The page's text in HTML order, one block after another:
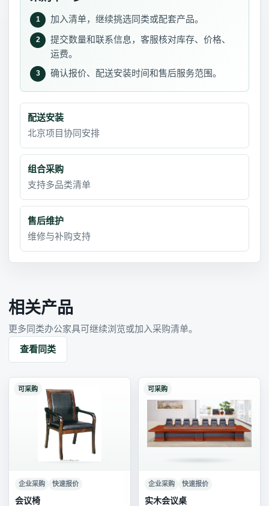
1 加入清单，继续挑选同类或配套产品。
2
提交数量和联系信息，客服核对库存、价格、
运费。
3 确认报价、配送安装时间和售后服务范围。
配送安装
北京项目协同安排
组合采购
支持多品类清单
售后维护
维修与补购支持
相关产品
更多同类办公家具可继续浏览或加入采购清单。
查看同类
可采购
企业采购 快速报价
会议椅
可采购
企业采购 快速报价
实木会议桌